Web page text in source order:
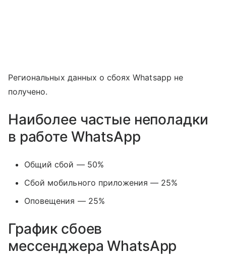
Региональных данных о сбоях Whatsapp не
получено.
Наиболее частые неполадки
в работе WhatsApp
Общий сбой — 50%
Сбой мобильного приложения — 25%
Оповещения — 25%
График сбоев
мессенджера WhatsApp